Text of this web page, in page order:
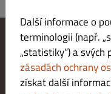
Změnit nastavení souborů
Kontaktuj nás
Zásady ochrany osobních
Podmínky a ujednání
Další informace o
terminologii (např.
„statistiky“) a svých
zásadách ochrany
získat další